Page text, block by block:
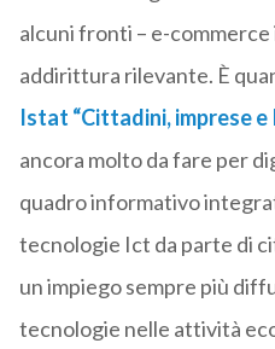
alcuni fronti – e-commerce
addirittura rilevante. È
Istat “Cittadini, imprese e
ancora molto da fare per
quadro informativo
tecnologie Ict da parte di
un impiego sempre più
tecnologie nelle attività